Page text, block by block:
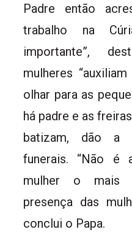
Padre então
trabalho na
importante”,
mulheres
olhar para as
há padre e as
batizam, dão a
funerais. “Não é
mulher o mais
presença das
conclui o Papa.